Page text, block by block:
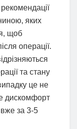
яких
щоб
операції.
та стану
це не
дискомфорт
вже за 3-5